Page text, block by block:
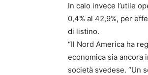
In calo invece l’utile
0,4% al 42,9%, per
di listino.
“Il Nord America ha
economica sia ancora
società svedese. “Un